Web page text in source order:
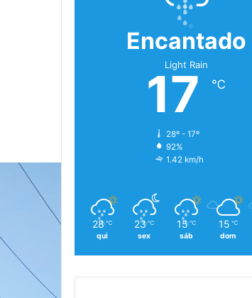
Encantado
Light Rain
17 ℃
28º - 17º
92%
1.42 km/h
28 ℃
qui
23 ℃
sex
15 ℃
sáb
15 ℃
dom